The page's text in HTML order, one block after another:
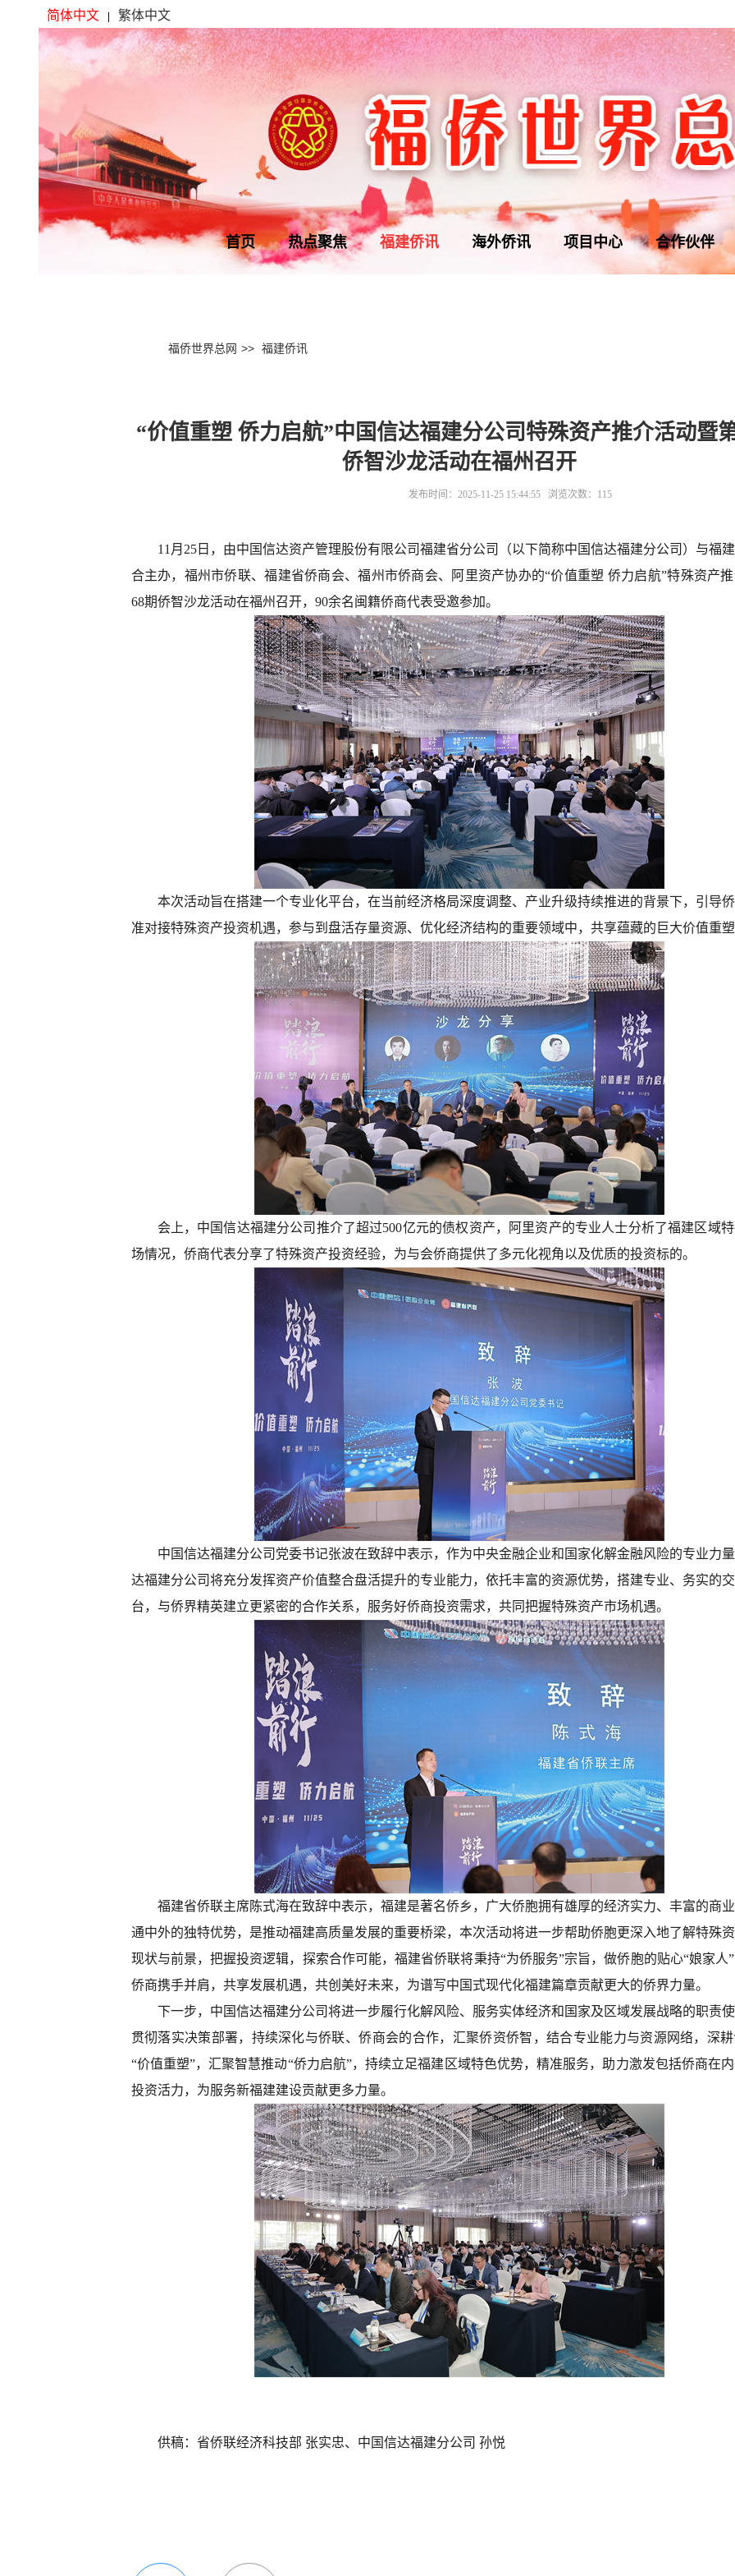
简体中文 繁体中文
首页 热点聚焦 福建侨讯 海外侨讯 项目中心 合作伙伴
福侨世界总网 >> 福建侨讯
“价值重塑 侨力启航”中国信达福建分公司特殊资产推介活动暨
侨智沙龙活动在福州召开
发布时间：2025-11-25 15:44:55 浏览次数： 115
11月25日，由中国信达资产管理股份有限公司福建省分公司（以下简称中国信达福建分公司）与福
合主办，福州市侨联、福建省侨商会、福州市侨商会、阿里资产协办的“价值重塑 侨力启航”特殊资产
68期侨智沙龙活动在福州召开，90余名闽籍侨商代表受邀参加。
本次活动旨在搭建一个专业化平台，在当前经济格局深度调整、产业升级持续推进的背景下，引导
准对接特殊资产投资机遇，参与到盘活存量资源、优化经济结构的重要领域中，共享蕴藏的巨大价值重塑
会上，中国信达福建分公司推介了超过500亿元的债权资产，阿里资产的专业人士分析了福建区域
场情况，侨商代表分享了特殊资产投资经验，为与会侨商提供了多元化视角以及优质的投资标的。
中国信达福建分公司党委书记张波在致辞中表示，作为中央金融企业和国家化解金融风险的专业力
达福建分公司将充分发挥资产价值整合盘活提升的专业能力，依托丰富的资源优势，搭建专业、务实的
台，与侨界精英建立更紧密的合作关系，服务好侨商投资需求，共同把握特殊资产市场机遇。
福建省侨联主席陈式海在致辞中表示，福建是著名侨乡，广大侨胞拥有雄厚的经济实力、丰富的商
通中外的独特优势，是推动福建高质量发展的重要桥梁，本次活动将进一步帮助侨胞更深入地了解特殊
现状与前景，把握投资逻辑，探索合作可能，福建省侨联将秉持“为侨服务”宗旨，做侨胞的贴心“娘家人
侨商携手并肩，共享发展机遇，共创美好未来，为谱写中国式现代化福建篇章贡献更大的侨界力量。
下一步，中国信达福建分公司将进一步履行化解风险、服务实体经济和国家及区域发展战略的职责
贯彻落实决策部署，持续深化与侨联、侨商会的合作，汇聚侨资侨智，结合专业能力与资源网络，深
“价值重塑”，汇聚智慧推动“侨力启航”，持续立足福建区域特色优势，精准服务，助力激发包括侨商在
投资活力，为服务新福建建设贡献更多力量。
供稿：省侨联经济科技部 张实忠、中国信达福建分公司 孙悦